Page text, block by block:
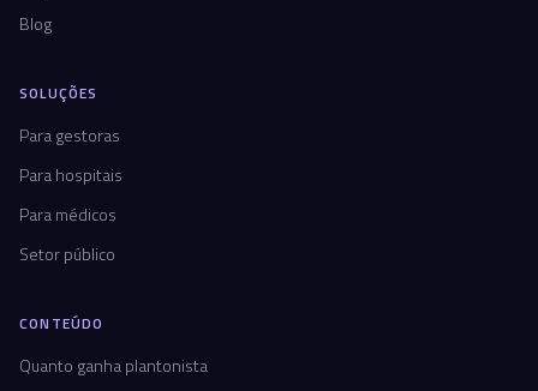
Blog
SOLUÇÕES
Para gestoras
Para hospitais
Para médicos
Setor público
CONTEÚDO
Quanto ganha plantonista